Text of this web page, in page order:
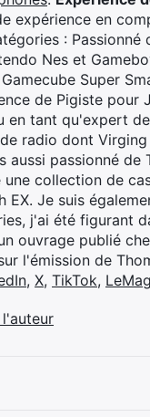
expérience en
:
Nes et
Super
de Pigiste pour
en tant qu'expert
radio dont
aussi passionné
une collection de
Je suis
j'ai été figurant
ouvrage publié
l'émission de
, X, TikTok,